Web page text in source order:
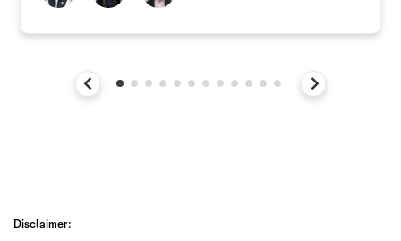
Disclaimer: